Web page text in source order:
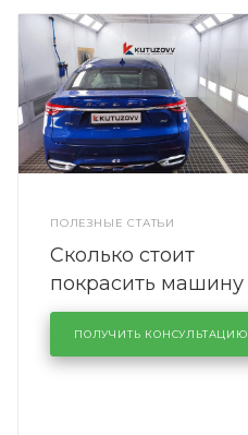
ПОЛЕЗНЫЕ СТАТЬИ
Сколько стоит
покрасить машину
полностью
ПОЛУЧИТЬ КОНСУЛЬТАЦИЮ